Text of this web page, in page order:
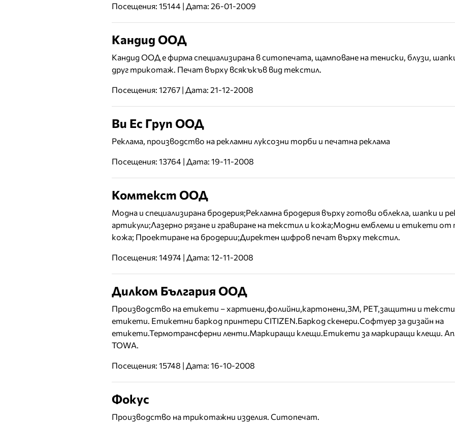
Посещения: 15144 | Дата: 26-01-2009
Кандид ООД
Кандид ООД е фирма специализирана в ситопечата, щамповане на тениски, блузи,
друг трикотаж. Печат върху всякъкъв вид текстил.
Посещения: 12767 | Дата: 21-12-2008
Ви Ес Груп ООД
Реклама, производство на рекламни луксозни торби и печатна реклама
Посещения: 13764 | Дата: 19-11-2008
Комтекст ООД
Модна и специализирана бродерия;Рекламна бродерия върху готови облекла, шапки и
артикули;Лазерно рязане и гравиране на текстил и кожа;Модни емблеми и етикети от
кожа; Проектиране на бродерии;Директен цифров печат върху текстил.
Посещения: 14974 | Дата: 12-11-2008
Дилком България ООД
Производство на етикети – хартиени,фолийни,картонени,3М, РЕТ,защитни и
етикети. Етикетни баркод принтери CITIZEN.Баркод скенери.Софтуер за дизайн на
етикети.Термотрансферни ленти.Маркиращи клещи.Етикети за маркиращи клещи.
TOWА.
Посещения: 15748 | Дата: 16-10-2008
Фокус
Производство на трикотажни изделия. Ситопечат.